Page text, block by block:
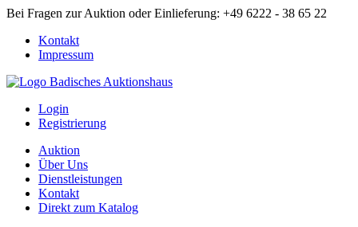
Bei Fragen zur Auktion oder Einlieferung: +49 6222 - 38 65 22
Kontakt
Impressum
Login
Registrierung
Auktion
Über Uns
Dienstleistungen
Kontakt
Direkt zum Katalog